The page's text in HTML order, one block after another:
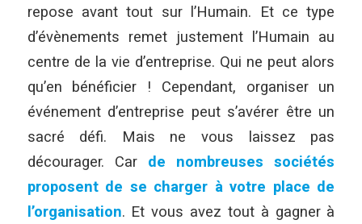
repose avant tout sur l’Humain. Et ce type
d’évènements remet justement l’Humain au
centre de la vie d’entreprise. Qui ne peut alors
qu’en bénéficier ! Cependant, organiser un
événement d’entreprise peut s’avérer être un
sacré défi. Mais ne vous laissez pas
décourager. Car de nombreuses sociétés
proposent de se charger à votre place de
l’organisation. Et vous avez tout à gagner à